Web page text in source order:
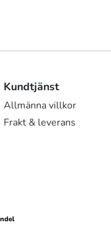
Kundtjänst
Allmänna villkor
Frakt & leverans